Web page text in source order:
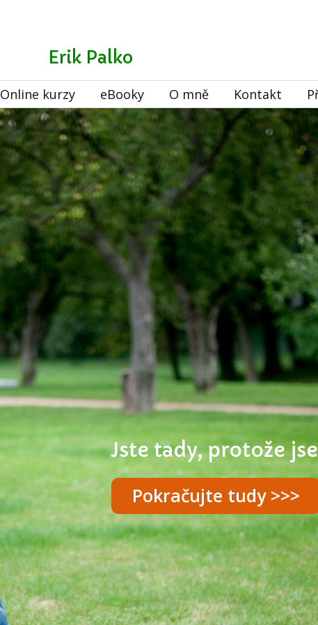
Erik Palko
Online kurzy eBooky O mně Kontakt
Jste tady, protože
Pokračujte tudy >>>